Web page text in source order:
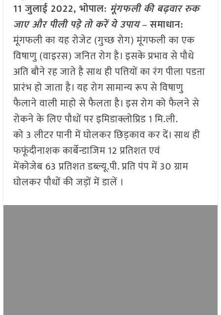
11 जुलाई 2022, भोपाल: मूंगफली की बढ़वार रुक
जाए और पीली पड़े तो करें ये उपाय–समाधान:
मूंगफली का यह रोजेट (गुच्छ रोग) मूंगफली का एक
विषाणु (वाइरस) जनित रोग है। इसके प्रभाव से पौधे
अति बौने रह जाते है साथ ही पत्तियों का रंग पीला पडऩा
प्रारंभ हो जाता है। यह रोग सामान्य रूप से विषाणु
फैलाने वाली माहो से फैलता है। इस रोग को फैलने से
रोकने के लिए पौधों पर इमिडाक्लोप्रिड 1 मि.ली.
को 3 लीटर पानी में घोलकर छिड़काव कर दें। साथ ही
फफूंदीनाशक कार्बेन्डाजिम 12 प्रतिशत एवं
मेंकोजेब 63 प्रतिशत डब्ल्यू.पी. प्रति पंप में 30 ग्राम
घोलकर पौधों की जड़ों में डालें ।